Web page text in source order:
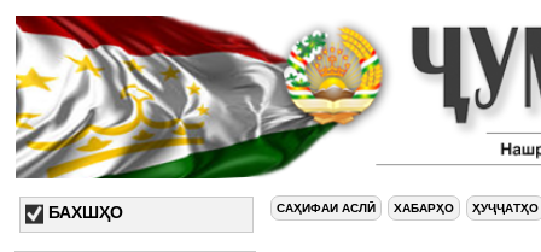
БАХШҲО САҲИФАИ АСЛӢ ХАБАРҲО ҲУҶҶАТҲО